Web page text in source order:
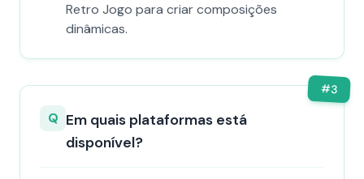
Retro Jogo para criar composições
dinâmicas.
#3
Q Em quais plataformas está
disponível?